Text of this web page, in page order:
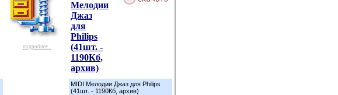
подробнее...
Мелодии
Джаз
для
Philips
(41шт. -
1190Кб,
архив)
MIDI Мелодии Джаз для Philips
(41шт. - 1190Кб, архив)